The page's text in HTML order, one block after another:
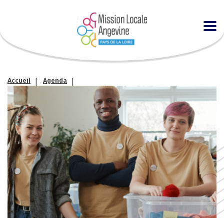
Accueil
Agenda
Semaine du bénévolat à la MLA avec la Ville d’Angers